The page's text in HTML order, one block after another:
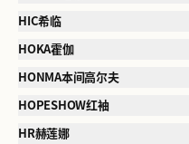
HIC希临
HOKA霍伽
HONMA本间高尔夫
HOPESHOW红袖
HR赫莲娜